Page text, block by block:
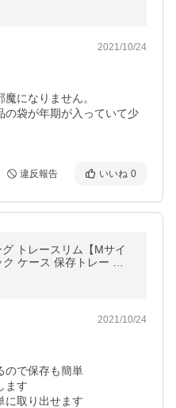
2021/10/24
になりません。
の袋が年期が入っていて少
違反報告 いいね 0
トレースリム【Mサイ
ケース 保存トレー 冷
けトレー
2021/10/24
ので保存も簡単
ます
に取り出せます